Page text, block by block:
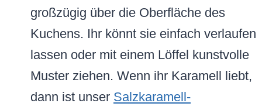
großzügig über die Oberfläche des
Kuchens. Ihr könnt sie einfach verlaufen
lassen oder mit einem Löffel kunstvolle
Muster ziehen. Wenn ihr Karamell liebt,
dann ist unser Salzkaramell-